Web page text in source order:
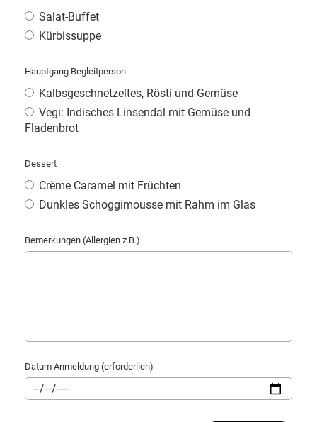
Salat-Buffet
Kürbissuppe
Hauptgang Begleitperson
Kalbsgeschnetzeltes, Rösti und Gemüse
Vegi: Indisches Linsendal mit Gemüse und
Fladenbrot
Dessert
Crème Caramel mit Früchten
Dunkles Schoggimousse mit Rahm im Glas
Bemerkungen (Allergien z.B.)
Datum Anmeldung (erforderlich)